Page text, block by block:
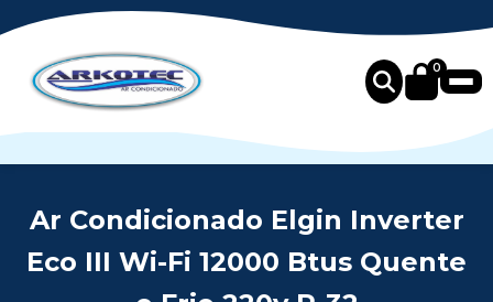
0
Ar Condicionado Elgin Inverter
Eco III Wi-Fi 12000 Btus Quente